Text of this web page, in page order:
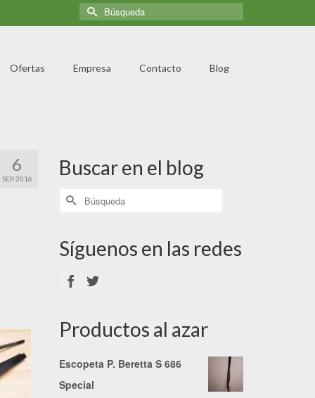
Ofertas Empresa Contacto Blog
6
SEP 2016 Buscar en el blog
Síguenos en las redes
Productos al azar
Escopeta P. Beretta S 686
Special